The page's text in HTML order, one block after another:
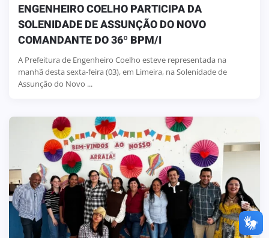
ENGENHEIRO COELHO PARTICIPA DA
SOLENIDADE DE ASSUNÇÃO DO NOVO
COMANDANTE DO 36º BPM/I
A Prefeitura de Engenheiro Coelho esteve representada na
manhã desta sexta-feira (03), em Limeira, na Solenidade de
Assunção do Novo ...